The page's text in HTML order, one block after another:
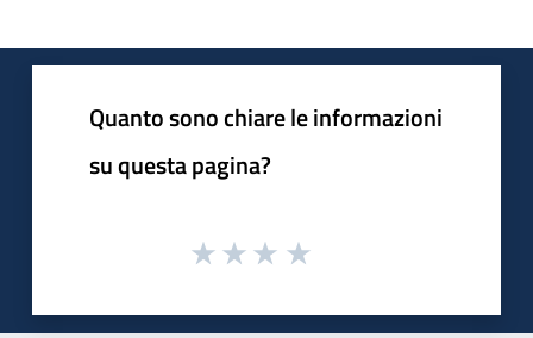
Quanto sono chiare le informazioni
su questa pagina?